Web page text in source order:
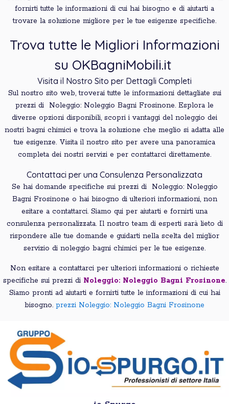
fornirti tutte le informazioni di cui hai bisogno e di aiutarti a
trovare la soluzione migliore per le tue esigenze specifiche.
Trova tutte le Migliori Informazioni
su OKBagniMobili.it
Visita il Nostro Sito per Dettagli Completi
Sul nostro sito web, troverai tutte le informazioni dettagliate sui
prezzi di Noleggio: Noleggio Bagni Frosinone. Esplora le
diverse opzioni disponibili, scopri i vantaggi del noleggio dei
nostri bagni chimici e trova la soluzione che meglio si adatta alle
tue esigenze. Visita il nostro sito per avere una panoramica
completa dei nostri servizi e per contattarci direttamente.
Contattaci per una Consulenza Personalizzata
Se hai domande specifiche sui prezzi di Noleggio: Noleggio
Bagni Frosinone o hai bisogno di ulteriori informazioni, non
esitare a contattarci. Siamo qui per aiutarti e fornirti una
consulenza personalizzata. Il nostro team di esperti sarà lieto di
rispondere alle tue domande e guidarti nella scelta del miglior
servizio di noleggio bagni chimici per le tue esigenze.
Non esitare a contattarci per ulteriori informazioni o richieste
specifiche sui prezzi di Noleggio: Noleggio Bagni Frosinone.
Siamo pronti ad aiutarti e fornirti tutte le informazioni di cui hai
bisogno. prezzi Noleggio: Noleggio Bagni Frosinone